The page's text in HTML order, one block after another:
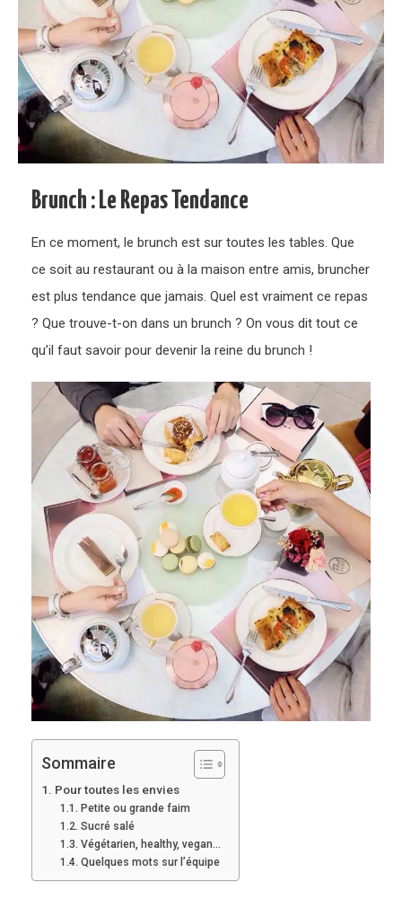
Brunch : Le Repas Tendance
En ce moment, le brunch est sur toutes les tables. Que
ce soit au restaurant ou à la maison entre amis, bruncher
est plus tendance que jamais. Quel est vraiment ce repas
? Que trouve-t-on dans un brunch ? On vous dit tout ce
qu’il faut savoir pour devenir la reine du brunch !
Sommaire
Pour toutes les envies
Petite ou grande faim
Sucré salé
Végétarien, healthy, vegan…
Quelques mots sur l’équipe